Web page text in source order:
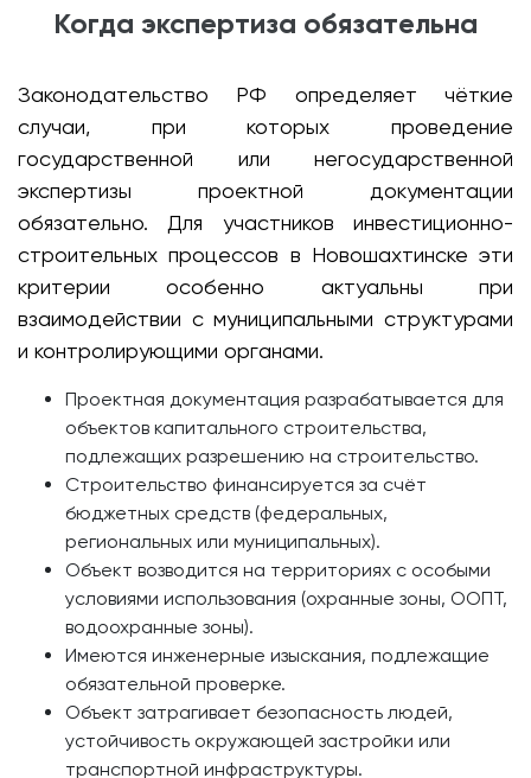
Когда экспертиза обязательна
Законодательство РФ определяет чёткие
случаи, при которых проведение
государственной или негосударственной
экспертизы проектной документации
обязательно. Для участников инвестиционно-
строительных процессов в Новошахтинске эти
критерии особенно актуальны при
взаимодействии с муниципальными структурами
и контролирующими органами.
Проектная документация разрабатывается для
объектов капитального строительства,
подлежащих разрешению на строительство.
Строительство финансируется за счёт
бюджетных средств (федеральных,
региональных или муниципальных).
Объект возводится на территориях с особыми
условиями использования (охранные зоны, ООПТ,
водоохранные зоны).
Имеются инженерные изыскания, подлежащие
обязательной проверке.
Объект затрагивает безопасность людей,
устойчивость окружающей застройки или
транспортной инфраструктуры.